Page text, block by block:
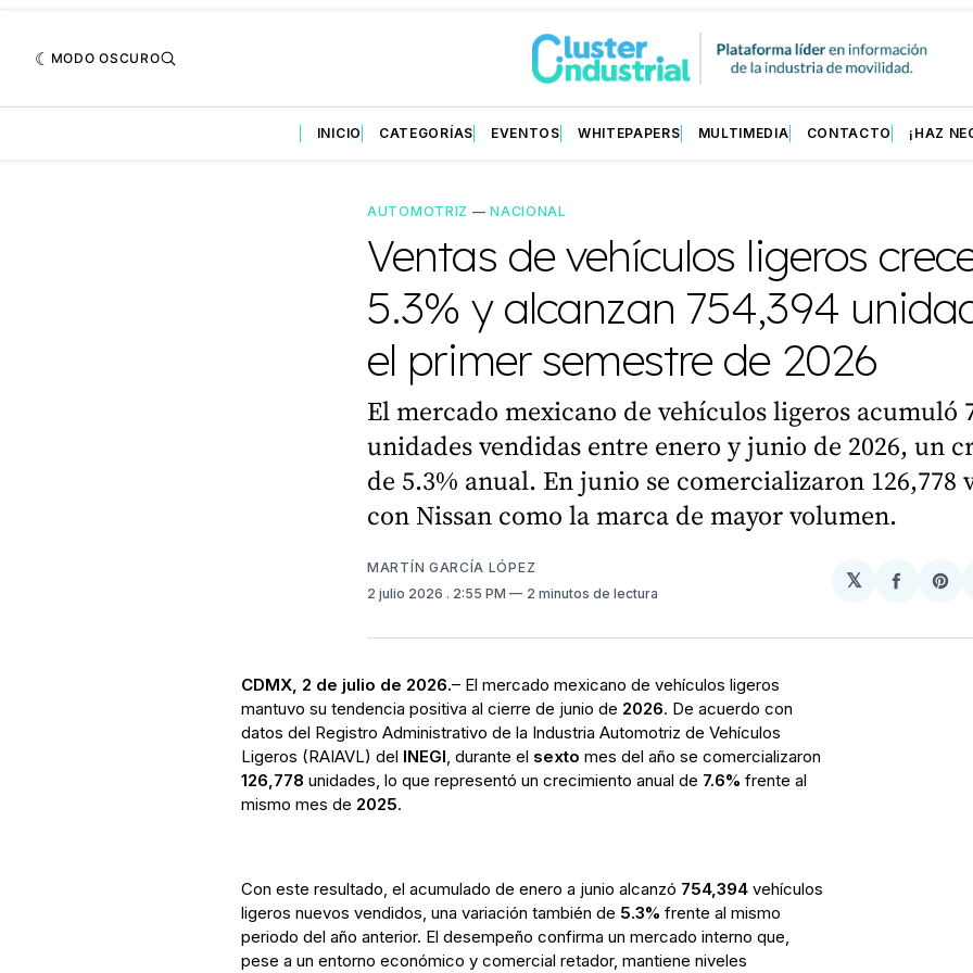
MODO OSCURO
INICIO CATEGORÍAS EVENTOS WHITEPAPERS MULTIMEDIA CONTACTO ¡HAZ
AUTOMOTRIZ —NACIONAL
Ventas de vehículos ligeros
5.3% y alcanzan 754,394
el primer semestre de 2026
El mercado mexicano de vehículos ligeros acumuló
unidades vendidas entre enero y junio de 2026, un
de 5.3% anual. En junio se comercializaron 126,778
con Nissan como la marca de mayor volumen.
MARTÍN GARCÍA LÓPEZ
2 julio 2026 . 2:55 PM 2 minutos de lectura
𝕏
CDMX, 2 de julio de 2026.– El mercado mexicano de vehículos ligeros
mantuvo su tendencia positiva al cierre de junio de 2026. De acuerdo con
datos del Registro Administrativo de la Industria Automotriz de Vehículos
Ligeros (RAIAVL) del INEGI, durante el sexto mes del año se comercializaron
126,778 unidades, lo que representó un crecimiento anual de 7.6% frente al
mismo mes de 2025.
Con este resultado, el acumulado de enero a junio alcanzó 754,394vehículos
ligeros nuevos vendidos, una variación también de 5.3% frente al mismo
periodo del año anterior. El desempeño confirma un mercado interno que,
pese a un entorno económico y comercial retador, mantiene niveles